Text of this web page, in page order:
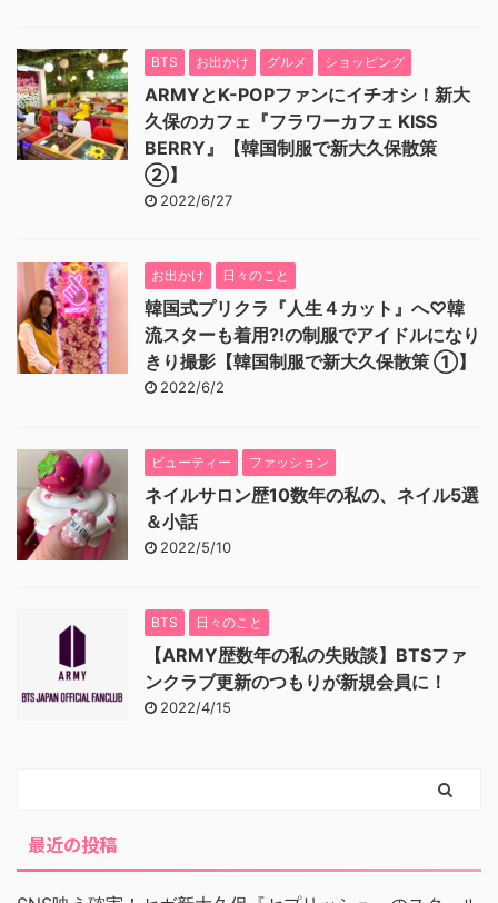
BTS お出かけ グルメ ショッピング
ARMYとK-POPファンにイチオシ！新大
久保のカフェ『フラワーカフェ KISS
BERRY』【韓国制服で新大久保散策
②】
2022/6/27
お出かけ 日々のこと
韓国式プリクラ『人生４カット』へ♡韓
流スターも着用⁈の制服でアイドルになり
きり撮影【韓国制服で新大久保散策 ①】
2022/6/2
ビューティー ファッション
ネイルサロン歴10数年の私の、ネイル5選
＆小話
2022/5/10
BTS 日々のこと
【ARMY歴数年の私の失敗談】BTSファ
ンクラブ更新のつもりが新規会員に！
2022/4/15
最近の投稿